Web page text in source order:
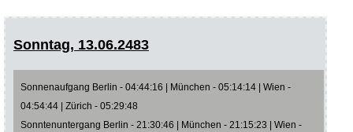
Sonntag, 13.06.2483
Sonnenaufgang Berlin - 04:44:16 | München - 05:14:14 | Wien -
04:54:44 | Zürich - 05:29:48
Sonntenuntergang Berlin - 21:30:46 | München - 21:15:23 | Wien -